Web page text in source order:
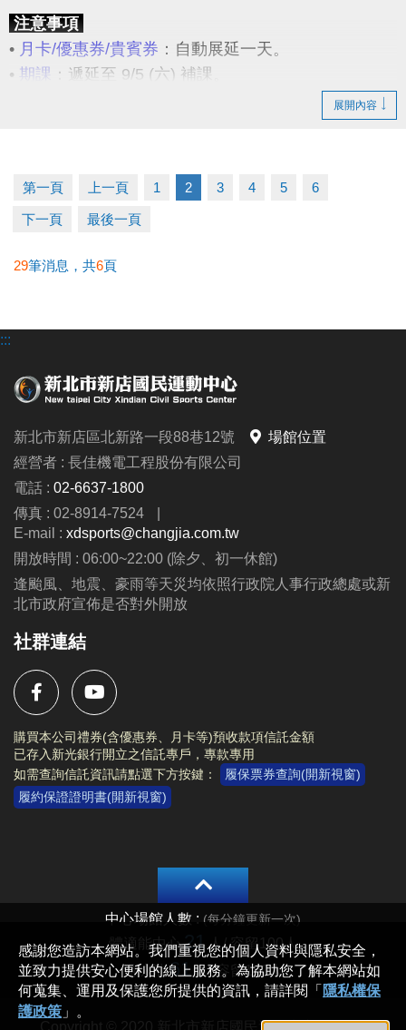
注意事項
• 月卡/優惠券/貴賓券 ：自動展延一天。
• 期課 ：遞延至 9/5 (六) 補課。
：可辦理遞延至10/10 (六) 原預約場地及時
台辦理場地遞延登記。
2.退費：於場館營運期間內，請場地預約者本人攜帶
發票至1F櫃台辦理退費。
由簽約者本人到場辦理退費。
造成不便 敬請見諒
展開內容
第一頁 上一頁 1 2 3 4 5 6
下一頁 最後一頁
29筆消息，共6頁
:::
新北市新店區北新路一段88巷12號
場館位置
經營者 : 長佳機電工程股份有限公司
電話 : 02-6637-1800
傳真 : 02-8914-7524
|
E-mail : xdsports@changjia.com.tw
開放時間 : 06:00~22:00 (除夕、初一休館)
逢颱風、地震、豪雨等天災均依照行政院人事行政總處或新
北市政府宣佈是否對外開放
社群連結
購買本公司禮券(含優惠券、月卡等)預收款項信託金額
已存入新光銀行開立之信託專戶，專款專用
如需查詢信託資訊請點選下方按鍵：
履保票券查詢(開新視窗)
履約保證證明書(開新視窗)
Copyright © 2020 新北市新店國民運動中心 All rights